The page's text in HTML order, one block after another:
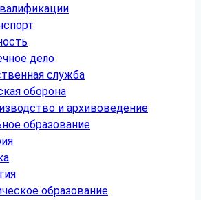
дело
служба
оборона
и архивоведение
образование
образование